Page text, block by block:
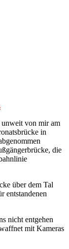
von mir am
in
die
über dem Tal
entstandenen
nicht entgehen
mit Kameras